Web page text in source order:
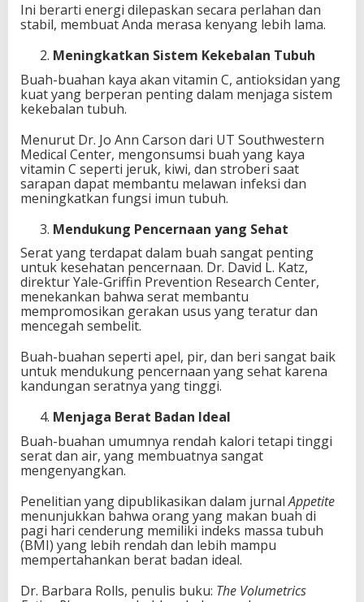
Ini berarti energi dilepaskan secara perlahan dan
stabil, membuat Anda merasa kenyang lebih lama.
Meningkatkan Sistem Kekebalan Tubuh
Buah-buahan kaya akan vitamin C, antioksidan yang
kuat yang berperan penting dalam menjaga sistem
kekebalan tubuh.
Menurut Dr. Jo Ann Carson dari UT Southwestern
Medical Center, mengonsumsi buah yang kaya
vitamin C seperti jeruk, kiwi, dan stroberi saat
sarapan dapat membantu melawan infeksi dan
meningkatkan fungsi imun tubuh.
Mendukung Pencernaan yang Sehat
Serat yang terdapat dalam buah sangat penting
untuk kesehatan pencernaan. Dr. David L. Katz,
direktur Yale-Griffin Prevention Research Center,
menekankan bahwa serat membantu
mempromosikan gerakan usus yang teratur dan
mencegah sembelit.
Buah-buahan seperti apel, pir, dan beri sangat baik
untuk mendukung pencernaan yang sehat karena
kandungan seratnya yang tinggi.
Menjaga Berat Badan Ideal
Buah-buahan umumnya rendah kalori tetapi tinggi
serat dan air, yang membuatnya sangat
mengenyangkan.
Penelitian yang dipublikasikan dalam jurnalAppetite
menunjukkan bahwa orang yang makan buah di
pagi hari cenderung memiliki indeks massa tubuh
(BMI) yang lebih rendah dan lebih mampu
mempertahankan berat badan ideal.
Dr. Barbara Rolls, penulis buku: The Volumetrics